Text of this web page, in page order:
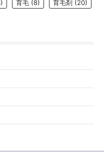
育毛 (8) 育毛剤 (20)